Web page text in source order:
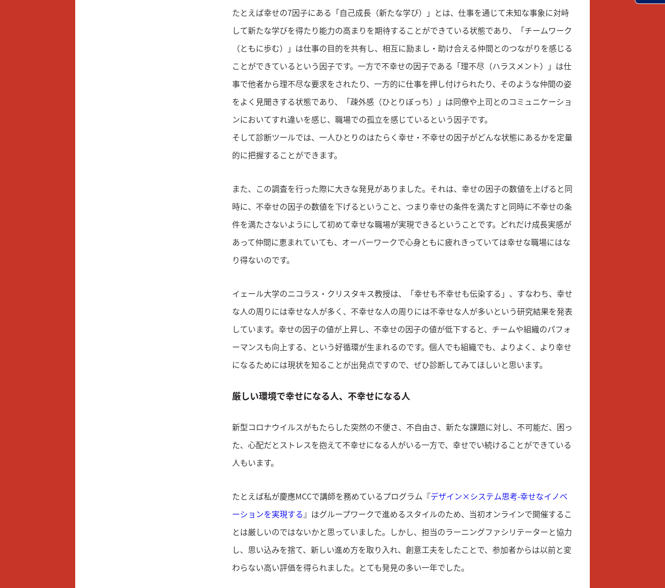
たとえば幸せの7因子にある「自己成長（新たな学び）」とは、仕事を通じて未知な事象に対峙
して新たな学びを得たり能力の高まりを期待することができている状態であり、「チームワーク
（ともに歩む）」は仕事の目的を共有し、相互に励まし・助け合える仲間とのつながりを感じる
ことができているという因子です。一方で不幸せの因子である「理不尽（ハラスメント）」は仕
事で他者から理不尽な要求をされたり、一方的に仕事を押し付けられたり、そのような仲間の姿
をよく見聞きする状態であり、「疎外感（ひとりぼっち）」は同僚や上司とのコミュニケーショ
ンにおいてすれ違いを感じ、職場での孤立を感じているという因子です。
そして診断ツールでは、一人ひとりのはたらく幸せ・不幸せの因子がどんな状態にあるかを定量
的に把握することができます。
また、この調査を行った際に大きな発見がありました。それは、幸せの因子の数値を上げると同
時に、不幸せの因子の数値を下げるということ、つまり幸せの条件を満たすと同時に不幸せの条
件を満たさないようにして初めて幸せな職場が実現できるということです。どれだけ成長実感が
あって仲間に恵まれていても、オーバーワークで心身ともに疲れきっていては幸せな職場にはな
り得ないのです。
イェール大学のニコラス・クリスタキス教授は、「幸せも不幸せも伝染する」、すなわち、幸せ
な人の周りには幸せな人が多く、不幸せな人の周りには不幸せな人が多いという研究結果を発表
しています。幸せの因子の値が上昇し、不幸せの因子の値が低下すると、チームや組織のパフォ
ーマンスも向上する、という好循環が生まれるのです。個人でも組織でも、よりよく、より幸せ
になるためには現状を知ることが出発点ですので、ぜひ診断してみてほしいと思います。
厳しい環境で幸せになる人、不幸せになる人
新型コロナウイルスがもたらした突然の不便さ、不自由さ、新たな課題に対し、不可能だ、困っ
た、心配だとストレスを抱えて不幸せになる人がいる一方で、幸せでい続けることができている
人もいます。
たとえば私が慶應MCCで講師を務めているプログラム『デザイン×システム思考-幸せなイノベ
ーションを実現する』はグループワークで進めるスタイルのため、当初オンラインで開催するこ
とは厳しいのではないかと思っていました。しかし、担当のラーニングファシリテーターと協力
し、思い込みを捨て、新しい進め方を取り入れ、創意工夫をしたことで、参加者からは以前と変
わらない高い評価を得られました。とても発見の多い一年でした。